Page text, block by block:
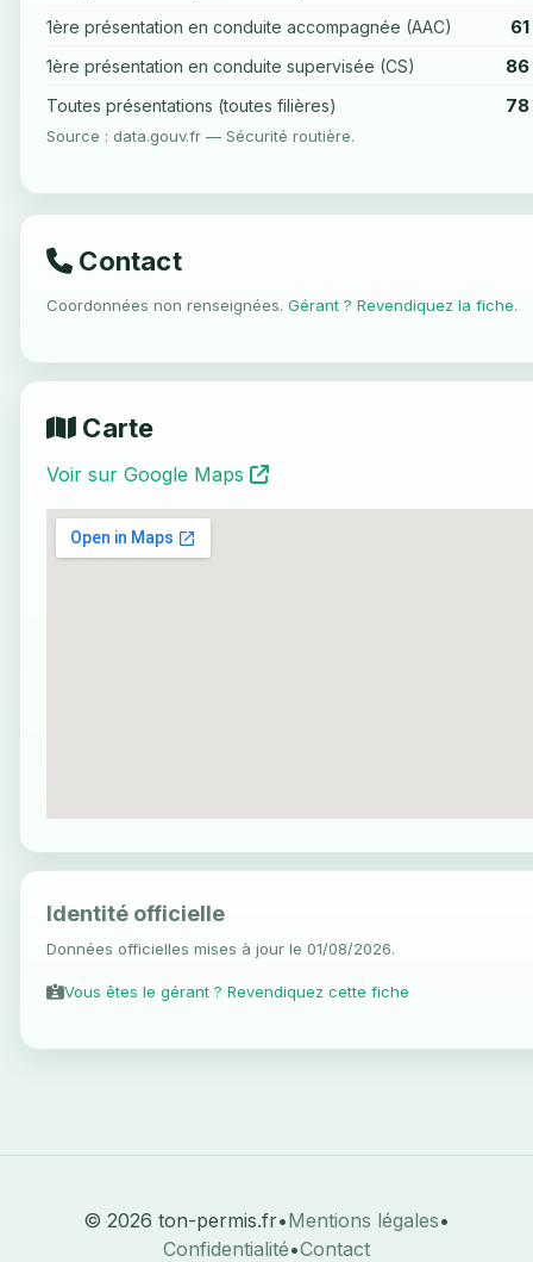
1ère présentation en conduite accompagnée (AAC)
1ère présentation en conduite supervisée (CS) 86
Toutes présentations (toutes filières) 78
Source : data.gouv.fr — Sécurité routière.
Contact
Coordonnées non renseignées. Gérant ? Revendiquez la fiche.
Carte
Voir sur Google Maps
Identité officielle
Données officielles mises à jour le 01/08/2026.
Vous êtes le gérant ? Revendiquez cette fiche
© 2026 ton-permis.fr•Mentions légales•
Confidentialité•Contact